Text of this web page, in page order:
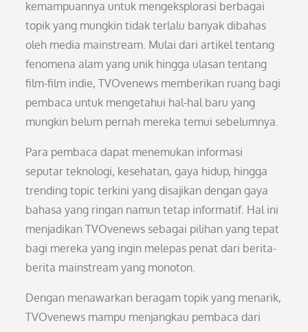
kemampuannya untuk mengeksplorasi berbagai
topik yang mungkin tidak terlalu banyak dibahas
oleh media mainstream. Mulai dari artikel tentang
fenomena alam yang unik hingga ulasan tentang
film-film indie, TVOvenews memberikan ruang bagi
pembaca untuk mengetahui hal-hal baru yang
mungkin belum pernah mereka temui sebelumnya.
Para pembaca dapat menemukan informasi
seputar teknologi, kesehatan, gaya hidup, hingga
trending topic terkini yang disajikan dengan gaya
bahasa yang ringan namun tetap informatif. Hal ini
menjadikan TVOvenews sebagai pilihan yang tepat
bagi mereka yang ingin melepas penat dari berita-
berita mainstream yang monoton.
Dengan menawarkan beragam topik yang menarik,
TVOvenews mampu menjangkau pembaca dari